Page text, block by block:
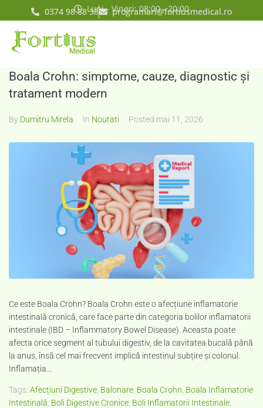
Luni - Vineri: 08:00 - 20:00
0374 98 88 38 programari@fortiusmedical.ro
Boala Crohn: simptome, cauze, diagnostic și
tratament modern
By Dumitru Mirela In Noutati Posted mai 11, 2026
Ce este Boala Crohn? Boala Crohn este o afecțiune inflamatorie
intestinală cronică, care face parte din categoria bolilor inflamatorii
intestinale (IBD – Inflammatory Bowel Disease). Aceasta poate
afecta orice segment al tubului digestiv, de la cavitatea bucală până
la anus, însă cel mai frecvent implică intestinul subțire și colonul.
Inflamația...
Tags: Afecțiuni Digestive Balonare Boala Crohn Boala Inflamatorie
Intestinală Boli Digestive Cronice Boli Inflamatorii Intestinale